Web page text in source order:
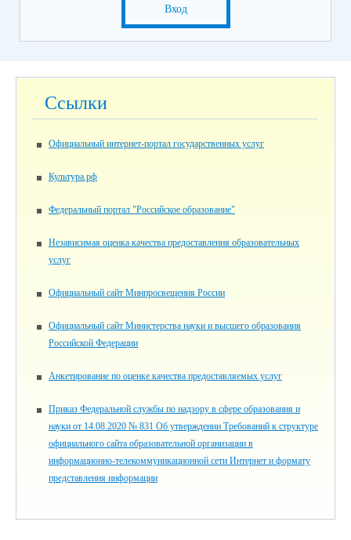
Вход
Ссылки
Официальный интернет-портал государственных услуг
Культура.рф
Федеральный портал "Российское образование"
Независимая оценка качества предоставления образовательных
услуг
Официальный сайт Минпросвещения России
Официальный сайт Министерства науки и высшего образования
Российской Федерации
Анкетирование по оценке качества предоставляемых услуг
Приказ Федеральной службы по надзору в сфере образования и
науки от 14.08.2020 № 831 Об утверждении Требований к структуре
официального сайта образовательной организации в
информационно-телекоммуникационной сети Интернет и формату
представления информации